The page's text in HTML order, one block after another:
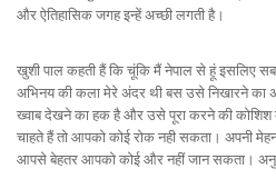
और ऐतिहासिक जगह इन्हें अच्छी लगती है।
खुशी पाल कहती हैं कि चूंकि मैं नेपाल से हूं इसलिए
अभिनय की कला मेरे अंदर थी बस उसे निखारने का
ख्वाब देखने का हक है और उसे पूरा करने की कोशिश
चाहते हैं तो आपको कोई रोक नही सकता। अपनी
आपसे बेहतर आपको कोई और नहीं जान सकता।